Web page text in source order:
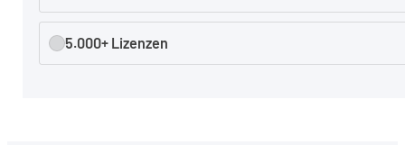
5.000+ Lizenzen